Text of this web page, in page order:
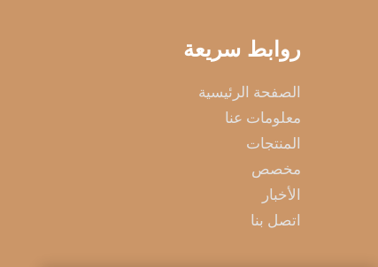
روابط سريعة
الصفحة الرئيسية
معلومات عنا
المنتجات
مخصص
الأخبار
اتصل بنا